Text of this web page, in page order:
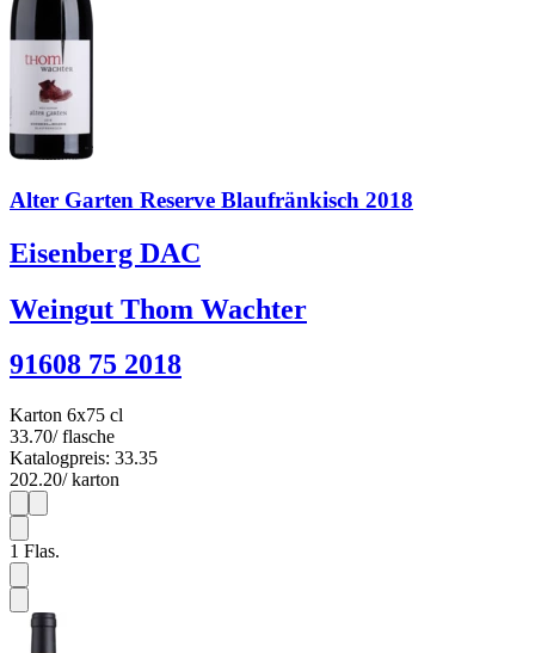
Alter Garten Reserve Blaufränkisch 2018
Eisenberg DAC
Weingut Thom Wachter
91608 75 2018
Karton 6x75 cl
33.70/ flasche
Katalogpreis: 33.35
202.20/ karton
1
1 Flas.